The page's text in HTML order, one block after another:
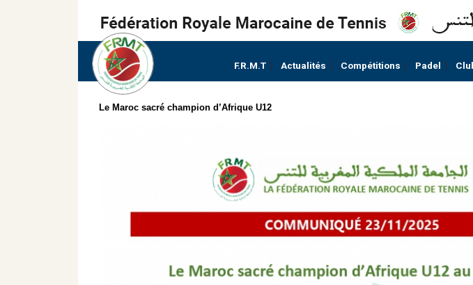
F.R.M.T Actualités Compétitions Padel
Le Maroc sacré champion d’Afrique U12